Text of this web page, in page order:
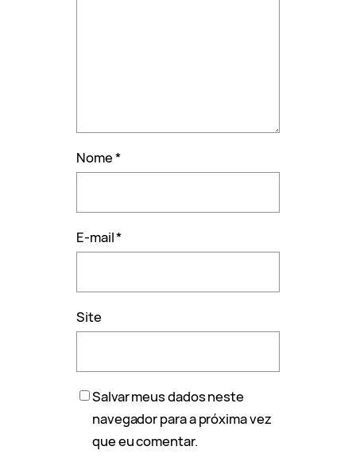
Nome*
E-mail*
Site
Salvar meus dados neste
navegador para a próxima vez
que eu comentar.